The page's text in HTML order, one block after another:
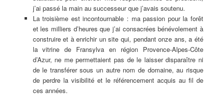
j’ai passé la main au successeur que j’avais soutenu.
La troisième est incontournable : ma passion pour la forêt
et les milliers d’heures que j’ai consacrées bénévolement à
construire et à enrichir un site qui, pendant onze ans, a été
la vitrine de Fransylva en région Provence-Alpes-Côte
d’Azur, ne me permettaient pas de le laisser disparaître ni
de le transférer sous un autre nom de domaine, au risque
de perdre la visibilité et le référencement acquis au fil de
ces années.